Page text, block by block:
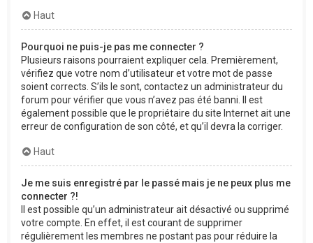
Haut
Pourquoi ne puis-je pas me connecter ?
Plusieurs raisons pourraient expliquer cela. Premièrement,
vérifiez que votre nom d’utilisateur et votre mot de passe
soient corrects. S’ils le sont, contactez un administrateur du
forum pour vérifier que vous n’avez pas été banni. Il est
également possible que le propriétaire du site Internet ait une
erreur de configuration de son côté, et qu’il devra la corriger.
Haut
Je me suis enregistré par le passé mais je ne peux plus me
connecter ?!
Il est possible qu’un administrateur ait désactivé ou supprimé
votre compte. En effet, il est courant de supprimer
régulièrement les membres ne postant pas pour réduire la